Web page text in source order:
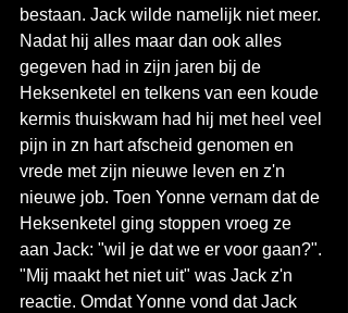
bestaan. Jack wilde namelijk niet meer.
Nadat hij alles maar dan ook alles
gegeven had in zijn jaren bij de
Heksenketel en telkens van een koude
kermis thuiskwam had hij met heel veel
pijn in zn hart afscheid genomen en
vrede met zijn nieuwe leven en z'n
nieuwe job. Toen Yonne vernam dat de
Heksenketel ging stoppen vroeg ze
aan Jack: "wil je dat we er voor gaan?".
"Mij maakt het niet uit" was Jack z'n
reactie. Omdat Yonne vond dat Jack